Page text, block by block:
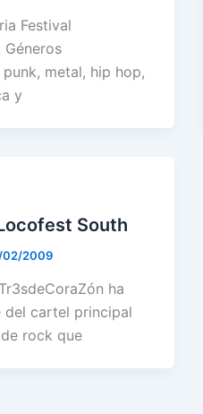
Festival
metal, hip hop,
y
South
02/2009
ha
del cartel principal
rock que